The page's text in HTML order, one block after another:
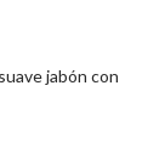
jabón con